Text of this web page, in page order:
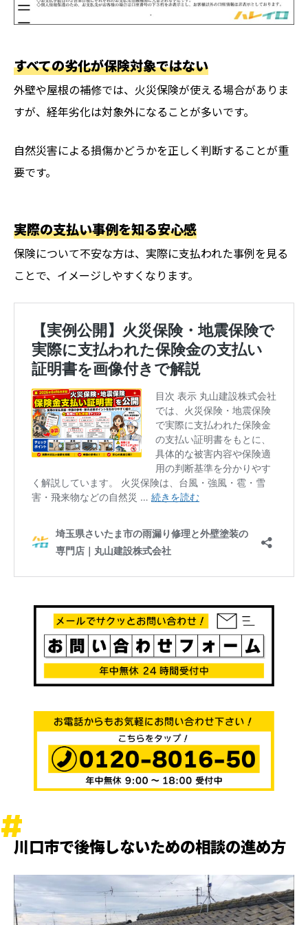
すべての劣化が保険対象ではない
外壁や屋根の補修では、火災保険が使える場合がありま
すが、経年劣化は対象外になることが多いです。
自然災害による損傷かどうかを正しく判断することが重
要です。
実際の支払い事例を知る安心感
保険について不安な方は、実際に支払われた事例を見る
ことで、イメージしやすくなります。
川口市で後悔しないための相談の進め方